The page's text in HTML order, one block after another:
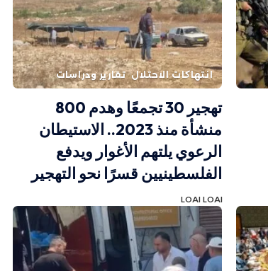
انتهاكات الاحتلال تقارير ودراسات
تهجير 30 تجمعًا وهدم 800
منشأة منذ 2023.. الاستيطان
الرعوي يلتهم الأغوار ويدفع
الفلسطينيين قسرًا نحو التهجير
LOAI LOAI